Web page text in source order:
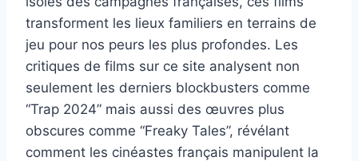
transforment les lieux familiers en terrains de
jeu pour nos peurs les plus profondes. Les
critiques de films sur ce site analysent non
seulement les derniers blockbusters comme
“Trap 2024” mais aussi des œuvres plus
obscures comme “Freaky Tales”, révélant
comment les cinéastes français manipulent la